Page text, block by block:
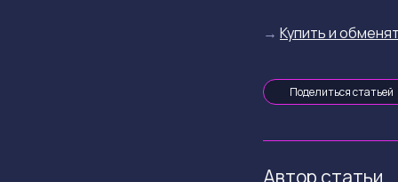
→ Купить и
Поделиться статьей
Автор статьи